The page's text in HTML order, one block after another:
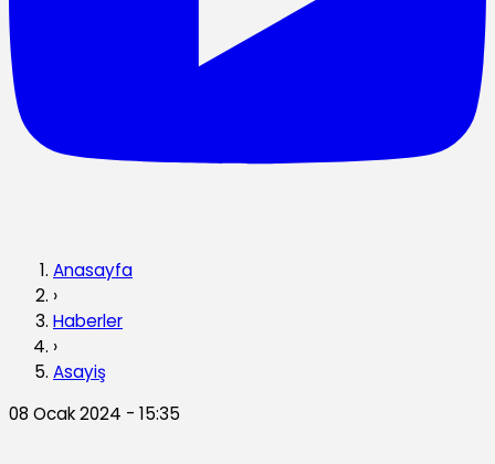
Anasayfa
›
Haberler
›
Asayiş
08 Ocak 2024 - 15:35